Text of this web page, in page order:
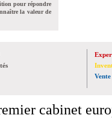
pour répondre
la valeur de
Vente
cabinet